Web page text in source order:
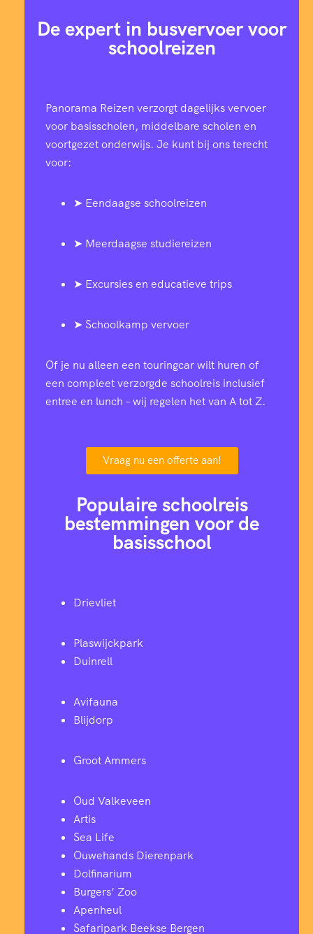
De expert in busvervoer voor
schoolreizen
Panorama Reizen verzorgt dagelijks vervoer
voor basisscholen, middelbare scholen en
voortgezet onderwijs. Je kunt bij ons terecht
voor:
➤ Eendaagse schoolreizen
➤ Meerdaagse studiereizen
➤ Excursies en educatieve trips
➤ Schoolkamp vervoer
Of je nu alleen een touringcar wilt huren of
een compleet verzorgde schoolreis inclusief
entree en lunch – wij regelen het van A tot Z.
Vraag nu een offerte aan!
Populaire schoolreis
bestemmingen voor de
basisschool
Drievliet
Plaswijckpark
Duinrell
Avifauna
Blijdorp
Groot Ammers
Oud Valkeveen
Artis
Sea Life
Ouwehands Dierenpark
Dolfinarium
Burgers’ Zoo
Apenheul
Safaripark Beekse Bergen